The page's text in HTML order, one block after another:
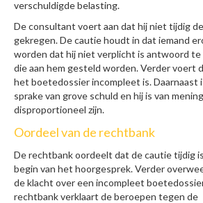
verschuldigde belasting.
De consultant voert aan dat hij niet tijdig
gekregen. De cautie houdt in dat iemand
worden dat hij niet verplicht is antwoord te
die aan hem gesteld worden. Verder voert
het boetedossier incompleet is. Daarnaast
sprake van grove schuld en hij is van
disproportioneel zijn.
Oordeel van de rechtbank
De rechtbank oordeelt dat de cautie tijdig
begin van het hoorgesprek. Verder
de klacht over een incompleet
rechtbank verklaart de beroepen tegen de